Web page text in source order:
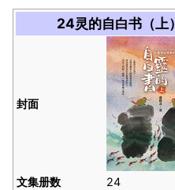
24灵的自白书（上）
封面
文集册数
24